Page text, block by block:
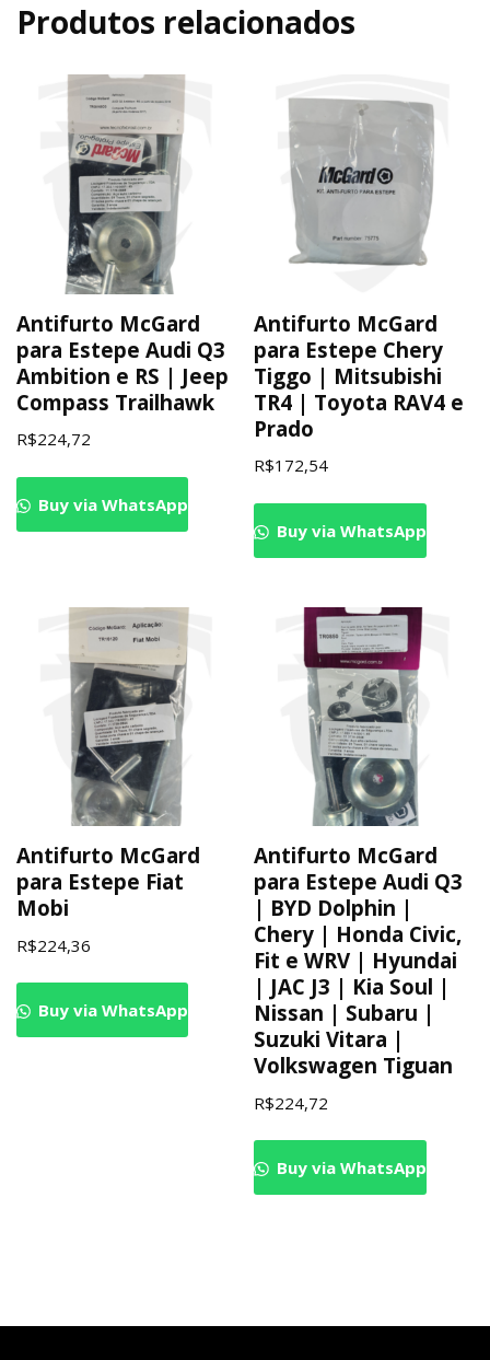
Produtos relacionados
Antifurto McGard
para Estepe Audi Q3
Ambition e RS | Jeep
Compass Trailhawk
R$224,72
Buy via WhatsApp
Antifurto McGard
para Estepe Chery
Tiggo | Mitsubishi
TR4 | Toyota RAV4 e
Prado
R$172,54
Buy via WhatsApp
Antifurto McGard
para Estepe Fiat
Mobi
R$224,36
Buy via WhatsApp
Antifurto McGard
para Estepe Audi Q3
| BYD Dolphin |
Chery | Honda Civic,
Fit e WRV | Hyundai
| JAC J3 | Kia Soul |
Nissan | Subaru |
Suzuki Vitara |
Volkswagen Tiguan
R$224,72
Buy via WhatsApp